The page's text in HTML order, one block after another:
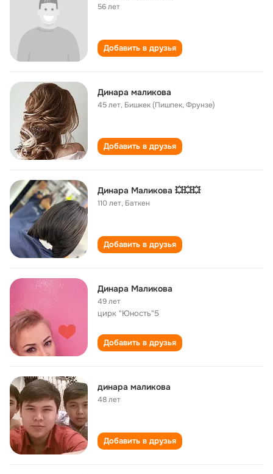
56 лет
Добавить в друзья
Динара маликова
45 лет, Бишкек (Пишпек, Фрунзе)
Добавить в друзья
Динара Маликова 💥💥💥
110 лет, Баткен
Добавить в друзья
Динара Маликова
49 лет
цирк "Юность"5
Добавить в друзья
динара маликова
48 лет
Добавить в друзья